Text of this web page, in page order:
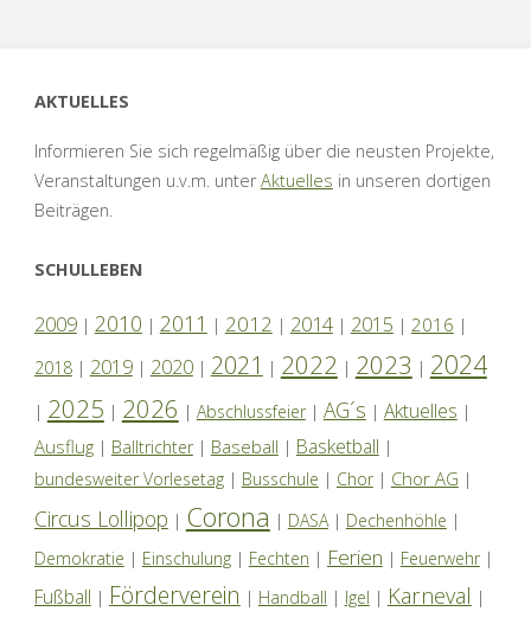
AKTUELLES
Informieren Sie sich regelmäßig über die neusten Projekte,
Veranstaltungen u.v.m. unterAktuelles in unseren dortigen
Beiträgen.
SCHULLEBEN
2009| 2010 | 2011 | 2012 | 2014| 2015 | 2016 |
2018| 2019| 2020| 2021 | 2022 | 2023 | 2024
| 2025 | 2026 | Abschlussfeier| AG´s | Aktuelles |
Ausflug| Balltrichter| Baseball | Basketball |
bundesweiter Vorlesetag| Busschule | Chor| Chor AG |
Circus Lollipop | Corona | DASA| Dechenhöhle |
Demokratie | Einschulung| Fechten | Ferien | Feuerwehr|
Fußball | Förderverein | Handball | Igel | Karneval |